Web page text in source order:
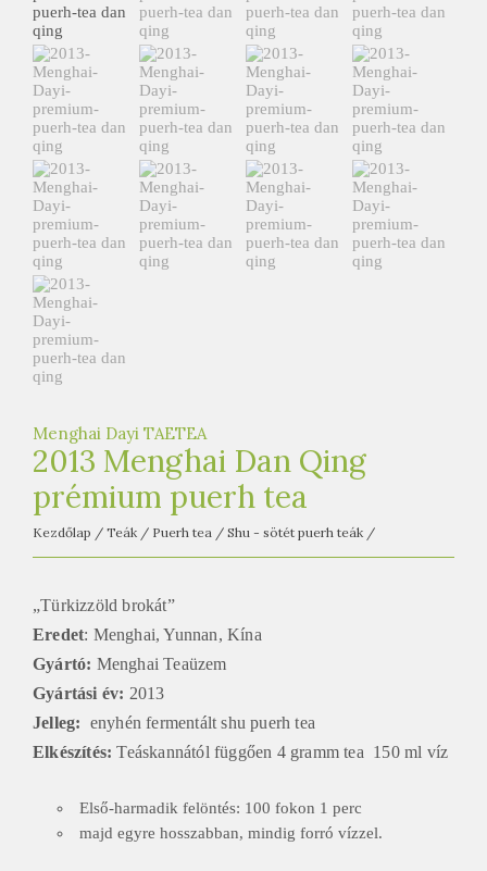
t
e
a
h
á
z
Menghai Dayi TAETEA
2013 Menghai Dan Qing
prémium puerh tea
Kezdőlap / Teák / Puerh tea / Shu - sötét puerh teák /
„Türkizzöld brokát”
Eredet: Menghai, Yunnan, Kína
Gyártó: Menghai Teaüzem
Gyártási év: 2013
Jelleg: enyhén fermentált shu puerh tea
Elkészítés:Teáskannától függően 4 gramm tea 150 ml víz
Első-harmadik felöntés: 100 fokon 1 perc
majd egyre hosszabban, mindig forró vízzel.